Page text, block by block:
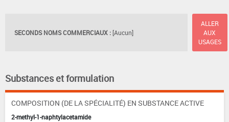
SECONDS NOMS COMMERCIAUX : [Aucun]
ALLER
AUX
USAGES
Substances et formulation
COMPOSITION (DE LA SPÉCIALITÉ) EN SUBSTANCE ACTIVE
2-methyl-1-naphtylacetamide